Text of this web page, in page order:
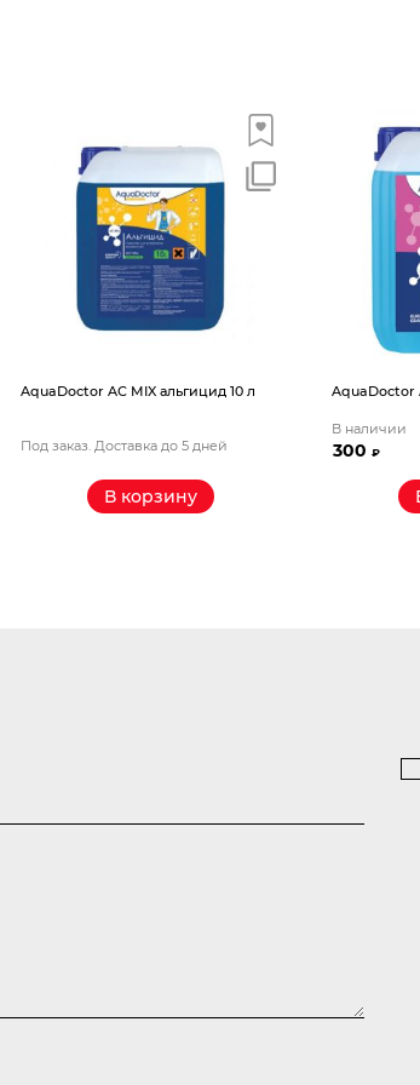
AquaDoctor AС MIX альгицид 10 л
Под заказ. Доставка до 5 дней
В корзину
AquaDoctor
В наличии
300₽